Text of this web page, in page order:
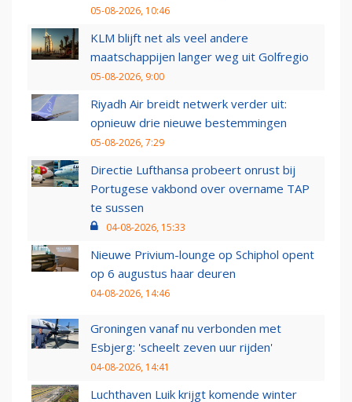
05-08-2026, 10:46
KLM blijft net als veel andere
maatschappijen langer weg uit Golfregio
05-08-2026, 9:00
Riyadh Air breidt netwerk verder uit:
opnieuw drie nieuwe bestemmingen
05-08-2026, 7:29
Directie Lufthansa probeert onrust bij
Portugese vakbond over overname TAP
te sussen
04-08-2026, 15:33
Nieuwe Privium-lounge op Schiphol opent
op 6 augustus haar deuren
04-08-2026, 14:46
Groningen vanaf nu verbonden met
Esbjerg: 'scheelt zeven uur rijden'
04-08-2026, 14:41
Luchthaven Luik krijgt komende winter